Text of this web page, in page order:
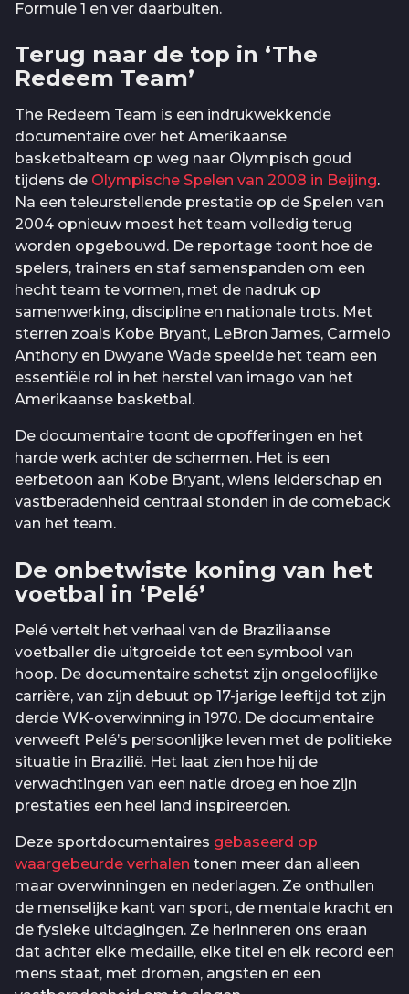
Formule 1 en ver daarbuiten.
Terug naar de top in ‘The
Redeem Team’
The Redeem Team is een indrukwekkende
documentaire over het Amerikaanse
basketbalteam op weg naar Olympisch goud
tijdens de Olympische Spelen van 2008 in Beijing.
Na een teleurstellende prestatie op de Spelen van
2004 opnieuw moest het team volledig terug
worden opgebouwd. De reportage toont hoe de
spelers, trainers en staf samenspanden om een
hecht team te vormen, met de nadruk op
samenwerking, discipline en nationale trots. Met
sterren zoals Kobe Bryant, LeBron James, Carmelo
Anthony en Dwyane Wade speelde het team een
essentiële rol in het herstel van imago van het
Amerikaanse basketbal.
De documentaire toont de opofferingen en het
harde werk achter de schermen. Het is een
eerbetoon aan Kobe Bryant, wiens leiderschap en
vastberadenheid centraal stonden in de comeback
van het team.
De onbetwiste koning van het
voetbal in ‘Pelé’
Pelé vertelt het verhaal van de Braziliaanse
voetballer die uitgroeide tot een symbool van
hoop. De documentaire schetst zijn ongelooflijke
carrière, van zijn debuut op 17-jarige leeftijd tot zijn
derde WK-overwinning in 1970. De documentaire
verweeft Pelé’s persoonlijke leven met de politieke
situatie in Brazilië. Het laat zien hoe hij de
verwachtingen van een natie droeg en hoe zijn
prestaties een heel land inspireerden.
Deze sportdocumentaires gebaseerd op
waargebeurde verhalen tonen meer dan alleen
maar overwinningen en nederlagen. Ze onthullen
de menselijke kant van sport, de mentale kracht en
de fysieke uitdagingen. Ze herinneren ons eraan
dat achter elke medaille, elke titel en elk record een
mens staat, met dromen, angsten en een